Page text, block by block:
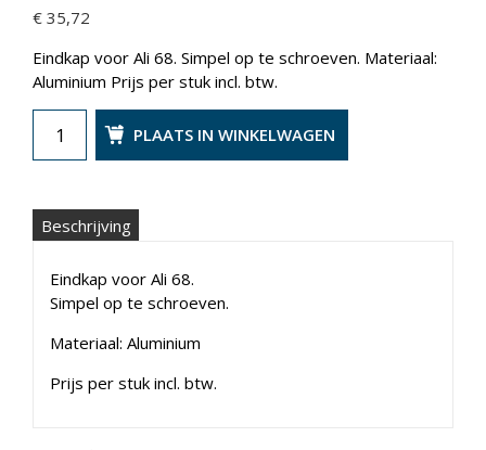
€ 35,72
Eindkap voor Ali 68. Simpel op te schroeven. Materiaal:
Aluminium Prijs per stuk incl. btw.
PLAATS IN WINKELWAGEN
Beschrijving
Eindkap voor Ali 68.
Simpel op te schroeven.
Materiaal: Aluminium
Prijs per stuk incl. btw.